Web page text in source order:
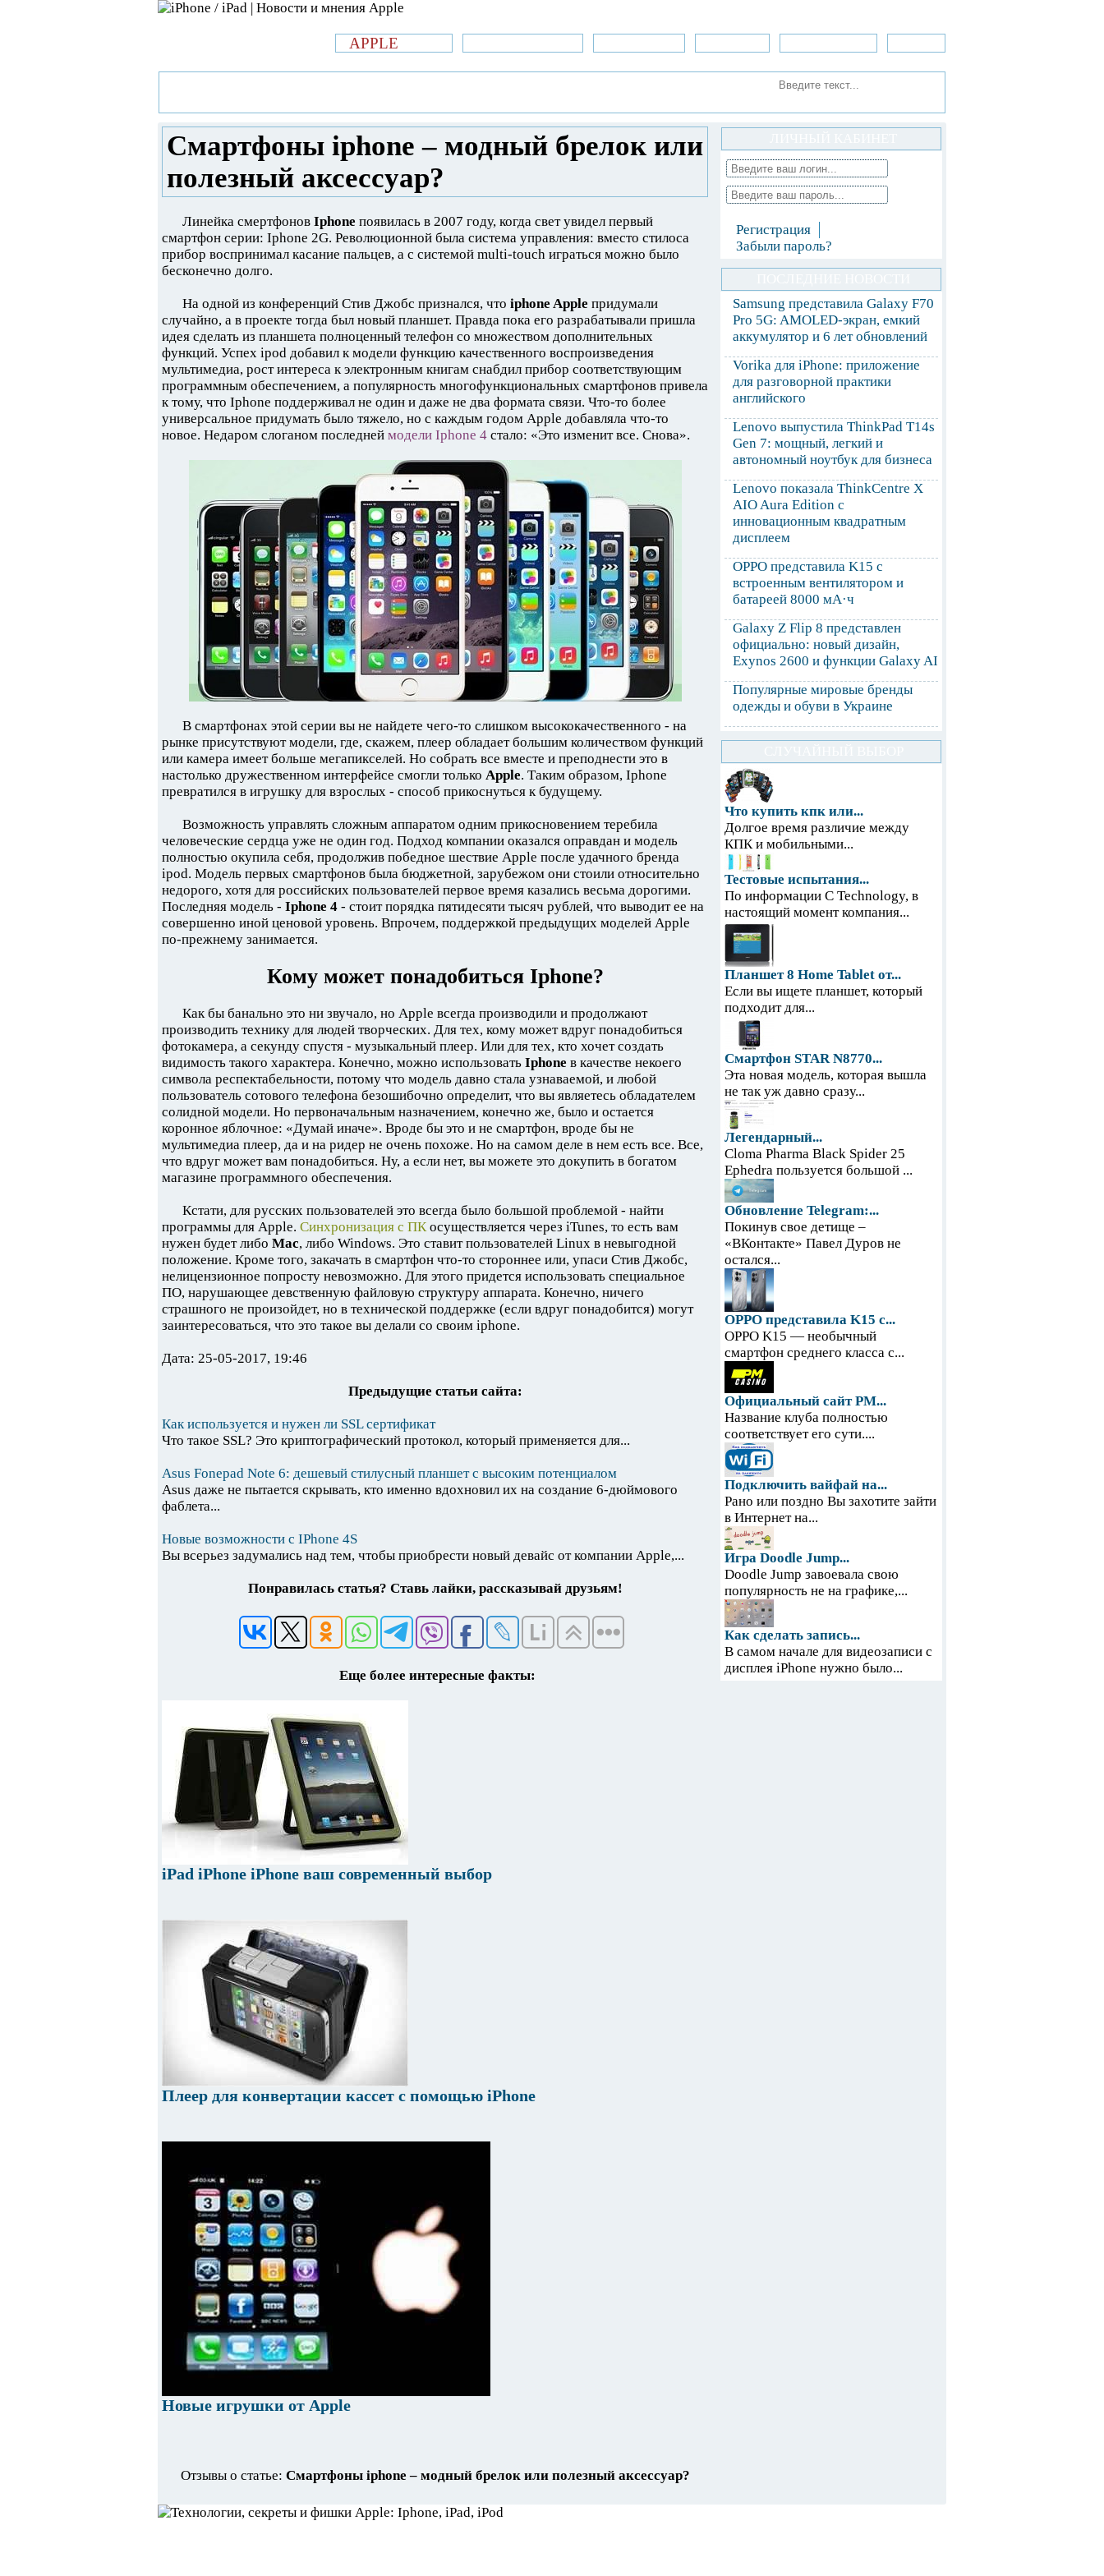
APPLE
Смартфоны iphone – модный брелок или
полезный аксессуар?
Линейка смертфонов Iphone появилась в 2007 году, когда свет увидел первый
смартфон серии: Iphone 2G. Революционной была система управления: вместо стилоса
прибор воспринимал касание пальцев, а с системой multi-touch играться можно было
бесконечно долго.
На одной из конференций Стив Джобс признался, что iphone Apple придумали
случайно, а в проекте тогда был новый планшет. Правда пока его разрабатывали пришла
идея сделать из планшета полноценный телефон со множеством дополнительных
функций. Успех ipod добавил к модели функцию качественного воспроизведения
мультимедиа, рост интереса к электронным книгам снабдил прибор соответствующим
программным обеспечением, а популярность многофункциональных смартфонов привела
к тому, что Iphone поддерживал не один и даже не два формата связи. Что-то более
универсальное придумать было тяжело, но с каждым годом Apple добавляла что-то
новое. Недаром слоганом последней модели Iphone 4 стало: «Это изменит все. Снова».
В смартфонах этой серии вы не найдете чего-то слишком высококачественного - на
рынке присутствуют модели, где, скажем, плеер обладает большим количеством функций
или камера имеет больше мегапикселей. Но собрать все вместе и преподнести это в
настолько дружественном интерфейсе смогли только Apple. Таким образом, Iphone
превратился в игрушку для взрослых - способ прикоснуться к будущему.
Возможность управлять сложным аппаратом одним прикосновением теребила
человеческие сердца уже не один год. Подход компании оказался оправдан и модель
полностью окупила себя, продолжив победное шествие Apple после удачного бренда
ipod. Модель первых смартфонов была бюджетной, зарубежом они стоили относительно
недорого, хотя для российских пользователей первое время казались весьма дорогими.
Последняя модель - Iphone 4 - стоит порядка пятидесяти тысяч рублей, что выводит ее на
совершенно иной ценовой уровень. Впрочем, поддержкой предыдущих моделей Apple
по-прежнему занимается.
Кому может понадобиться Iphone?
Как бы банально это ни звучало, но Apple всегда производили и продолжают
производить технику для людей творческих. Для тех, кому может вдруг понадобиться
фотокамера, а секунду спустя - музыкальный плеер. Или для тех, кто хочет создать
видимость такого характера. Конечно, можно использовать Iphone в качестве некоего
символа респектабельности, потому что модель давно стала узнаваемой, и любой
пользователь сотового телефона безошибочно определит, что вы являетесь обладателем
солидной модели. Но первоначальным назначением, конечно же, было и остается
коронное яблочное: «Думай иначе». Вроде бы это и не смартфон, вроде бы не
мультимедиа плеер, да и на ридер не очень похоже. Но на самом деле в нем есть все. Все,
что вдруг может вам понадобиться. Ну, а если нет, вы можете это докупить в богатом
магазине программного обеспечения.
Кстати, для русских пользователей это всегда было большой проблемой - найти
программы для Apple. Синхронизация с ПКосуществляется через iTunes, то есть вам
нужен будет либо Mac, либо Windows. Это ставит пользователей Linux в невыгодной
положение. Кроме того, закачать в смартфон что-то стороннее или, упаси Стив Джобс,
нелицензионное попросту невозможно. Для этого придется использовать специальное
ПО, нарушающее девственную файловую структуру аппарата. Конечно, ничего
страшного не произойдет, но в технической поддержке (если вдруг понадобится) могут
заинтересоваться, что это такое вы делали со своим iphone.
Дата: 25-05-2017, 19:46
Предыдущие статьи сайта:
Как используется и нужен ли SSL сертификат
Что такое SSL? Это криптографический протокол, который применяется для...
Asus Fonepad Note 6: дешевый стилусный планшет с высоким потенциалом
Asus даже не пытается скрывать, кто именно вдохновил их на создание 6-дюймового
фаблета...
Новые возможности с IPhone 4S
Вы всерьез задумались над тем, чтобы приобрести новый девайс от компании Apple,...
Понравилась статья? Ставь лайки, рассказывай друзьям!
Еще более интересные факты:
iPad iPhone iPhone ваш современный выбор
Плеер для конвертации кассет с помощью iPhone
Новые игрушки от Apple
Отзывы о статье: Смартфоны iphone – модный брелок или полезный аксессуар?
Регистрация
Забыли пароль?
Samsung представила Galaxy F70
Pro 5G: AMOLED-экран, емкий
аккумулятор и 6 лет обновлений
Vorika для iPhone: приложение
для разговорной практики
английского
Lenovo выпустила ThinkPad T14s
Gen 7: мощный, легкий и
автономный ноутбук для бизнеса
Lenovo показала ThinkCentre X
AIO Aura Edition с
инновационным квадратным
дисплеем
OPPO представила K15 с
встроенным вентилятором и
батареей 8000 мА·ч
Galaxy Z Flip 8 представлен
официально: новый дизайн,
Exynos 2600 и функции Galaxy AI
Популярные мировые бренды
одежды и обуви в Украине
Что купить кпк или...
Долгое время различие между
КПК и мобильными...
Тестовые испытания...
По информации С Technology, в
настоящий момент компания...
Планшет 8 Home Tablet от...
Если вы ищете планшет, который
подходит для...
Смартфон STAR N8770...
Эта новая модель, которая вышла
не так уж давно сразу...
Легендарный...
Cloma Pharma Black Spider 25
Ephedra пользуется большой ...
Обновление Telegram:...
Покинув свое детище –
«ВКонтакте» Павел Дуров не
остался...
OPPO представила K15 с...
OPPO K15 — необычный
смартфон среднего класса с...
Официальный сайт PM...
Название клуба полностью
соответствует его сути....
Подключить вайфай на...
Рано или поздно Вы захотите зайти
в Интернет на...
Игра Doodle Jump...
Doodle Jump завоевала свою
популярность не на графике,...
Как сделать запись...
В самом начале для видеозаписи с
дисплея iPhone нужно было...